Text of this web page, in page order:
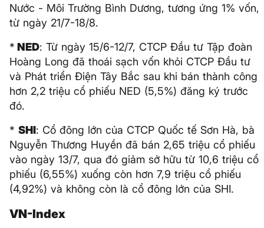
Nước - Môi Trường Bình Dương, tương ứng 1% vốn,
từ ngày 21/7-18/8.
* NED: Từ ngày 15/6-12/7, CTCP Đầu tư Tập đoàn
Hoàng Long đã thoái sạch vốn khỏi CTCP Đầu tư
và Phát triển Điện Tây Bắc sau khi bán thành công
hơn 2,2 triệu cổ phiếu NED (5,5%) đăng ký trước
đó.
* SHI: Cổ đông lớn của CTCP Quốc tế Sơn Hà, bà
Nguyễn Thương Huyền đã bán 2,65 triệu cổ phiếu
vào ngày 13/7, qua đó giảm sở hữu từ 10,6 triệu cổ
phiếu (6,55%) xuống còn hơn 7,9 triệu cổ phiếu
(4,92%) và không còn là cổ đông lớn của SHI.
VN-Index